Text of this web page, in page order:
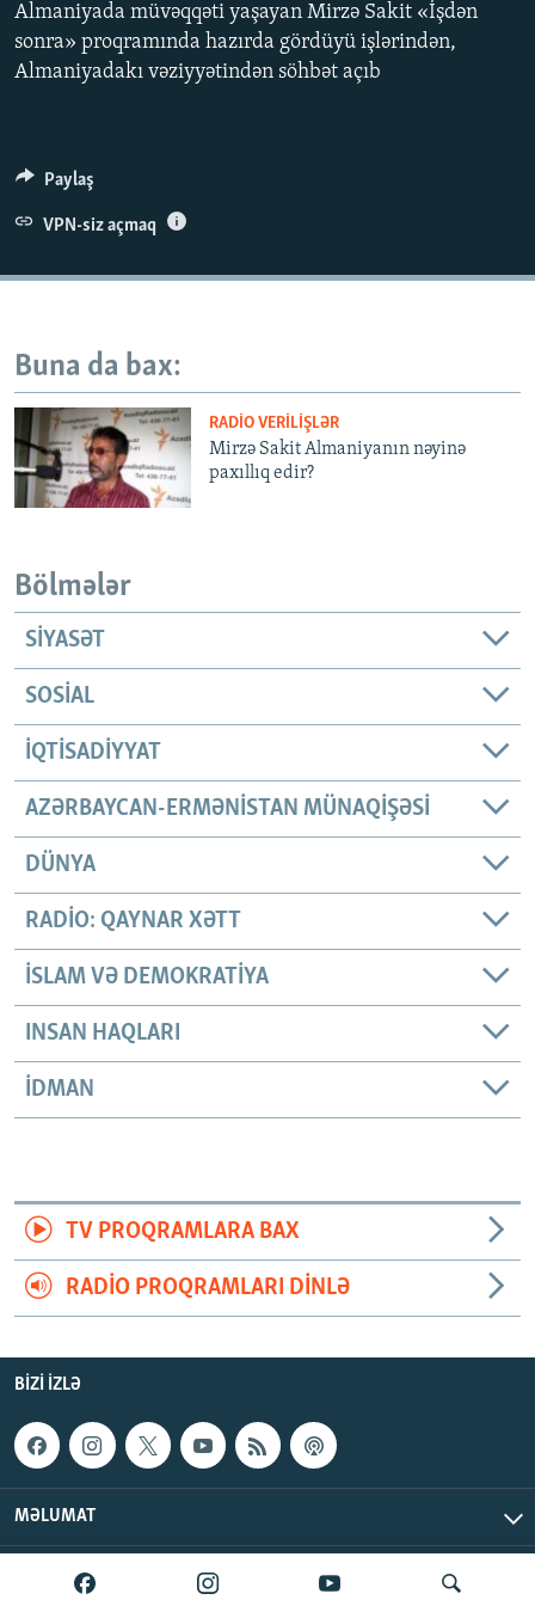
İNFOQRAFIKA
KARIKATURA
AZƏRBAYCAN ƏDƏBIYYATI KITABXANASI
İSLAM VƏ DEMOKRATIYA
MISSIYAMIZ
PEŞƏ ETIKASI VƏ JURNALISTIKA STANDARTLARIMIZ
BIZIMLƏ ƏLAQƏ
XƏBƏR BÜLLETENLƏRIMIZ
BIZI IZLƏ
Almaniyada müvəqqəti yaşayan Mirzə Sakit «İşdən
sonra» proqramında hazırda gördüyü işlərindən,
Almaniyadakı vəziyyətindən söhbət açıb
Paylaş
VPN-siz açmaq
Buna da bax:
RADIO VERILIŞLƏR
Mirzə Sakit Almaniyanın nəyinə
paxıllıq edir?
Bölmələr
SIYASƏT
SOSIAL
İQTISADIYYAT
AZƏRBAYCAN-ERMƏNISTAN MÜNAQIŞƏSI
DÜNYA
RADIO: QAYNAR XƏTT
İSLAM VƏ DEMOKRATIYA
INSAN HAQLARI
İDMAN
TV PROQRAMLARA BAX
RADIO PROQRAMLARI DINLƏ
BIZI IZLƏ
MƏLUMAT
AzadlıqRadiosu © 2026 Inc. | Bütün hüquqlar qorunur